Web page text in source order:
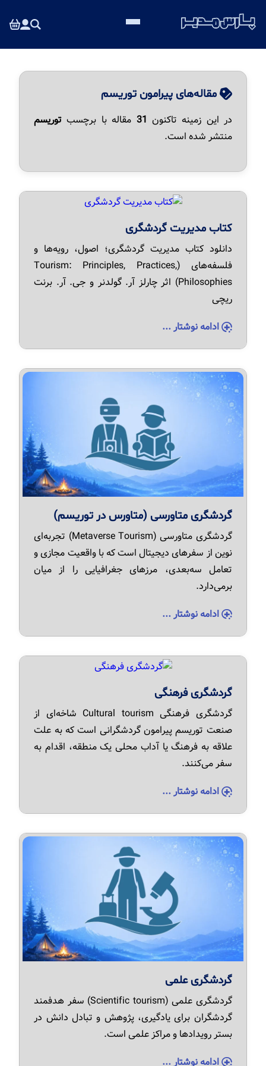
مقاله‌های پیرامون توریسم
در این زمینه تاکنون 31 مقاله با برچسب توریسم
منتشر شده است.
کتاب مدیریت گردشگری
دانلود کتاب مدیریت گردشگری؛ اصول، رویه‌ها و
فلسفه‌های (Tourism: Principles, Practices,
Philosophies) اثر چارلز آر. گولدنر و جی. آر. برنت
ریچی
ادامه نوشتار ...
گردشگری متاورسی (متاورس در توریسم)
گردشگری متاورسی (Metaverse Tourism) تجربه‌ای
نوین از سفرهای دیجیتال است که با واقعیت مجازی و
تعامل سه‌بعدی، مرزهای جغرافیایی را از میان
برمی‌دارد.
ادامه نوشتار ...
گردشگری فرهنگی
گردشگری فرهنگی Cultural tourism شاخه‌ای از
صنعت توریسم پیرامون گردشگرانی است که به علت
علاقه به فرهنگ یا آداب محلی یک منطقه، اقدام به
سفر می‌کنند.
ادامه نوشتار ...
گردشگری علمی
گردشگری علمی (Scientific tourism) سفر هدفمند
گردشگران برای یادگیری، پژوهش و تبادل دانش در
بستر رویدادها و مراکز علمی است.
ادامه نوشتار ...